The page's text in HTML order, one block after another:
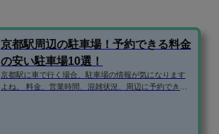
京都駅周辺の駐車場！予約できる料金
の安い駐車場10選！
京都駅に車で行く場合、駐車場の情報が気になります
よね。 料金、営業時間、混雑状況、周辺に予約できる